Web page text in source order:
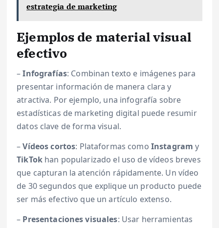
estrategia de marketing
Ejemplos de material visual
efectivo
–Infografías: Combinan texto e imágenes para
presentar información de manera clara y
atractiva. Por ejemplo, una infografía sobre
estadísticas de marketing digital puede resumir
datos clave de forma visual.
–Vídeos cortos: Plataformas como Instagram y
TikTokhan popularizado el uso de vídeos breves
que capturan la atención rápidamente. Un vídeo
de 30 segundos que explique un producto puede
ser más efectivo que un artículo extenso.
– Presentaciones visuales: Usar herramientas